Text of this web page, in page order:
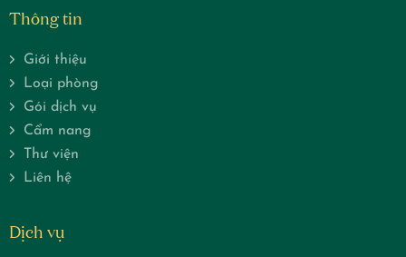
Phone: 0888819999
Email: info@nhuycattuong.com
Thông tin
Giới thiệu
Loại phòng
Gói dịch vụ
Thư viện